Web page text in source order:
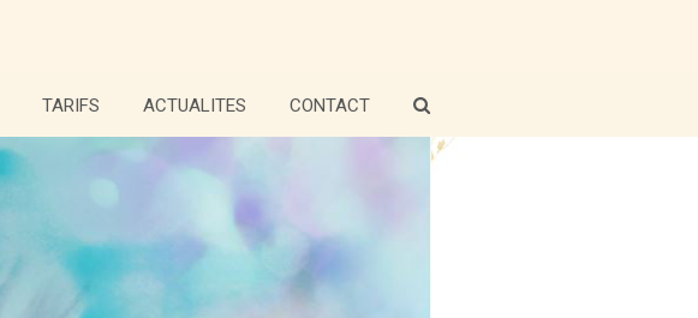
TARIFS ACTUALITES CONTACT